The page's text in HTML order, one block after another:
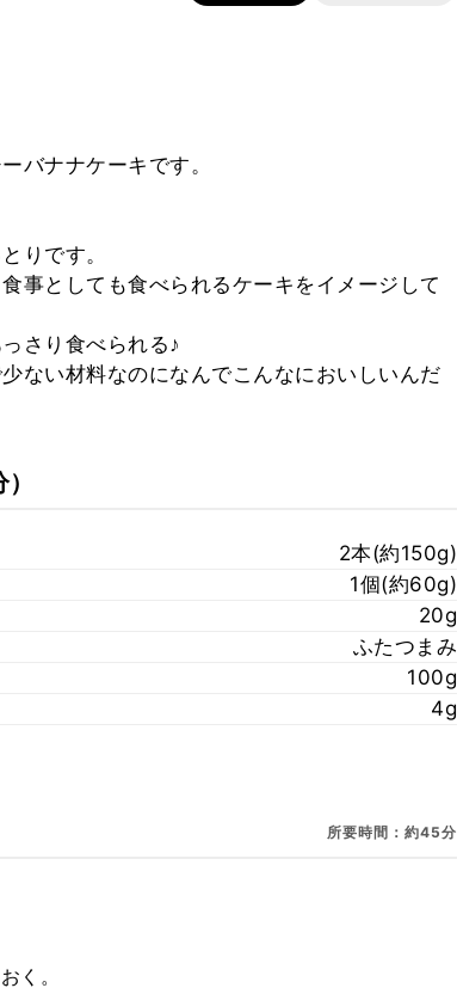
バナナケーキです。
りです。
事としても食べられるケーキをイメージして
さり食べられる♪
ない材料なのになんでこんなにおいしいんだ
2本(約150g)
1個(約60g)
20g
ふたつまみ
100g
4g
所要時間：約45分
く。